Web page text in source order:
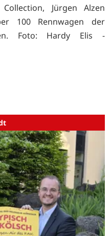
Jürgen Alzen
100 Rennwagen der
Foto: Hardy Elis -